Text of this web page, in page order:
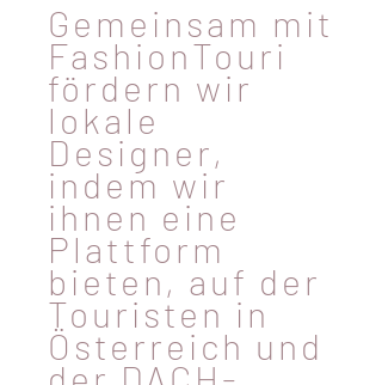
Gemeinsam mit
FashionTouri
fördern wir
lokale
Designer,
indem wir
ihnen eine
Plattform
bieten, auf der
Touristen in
Österreich und